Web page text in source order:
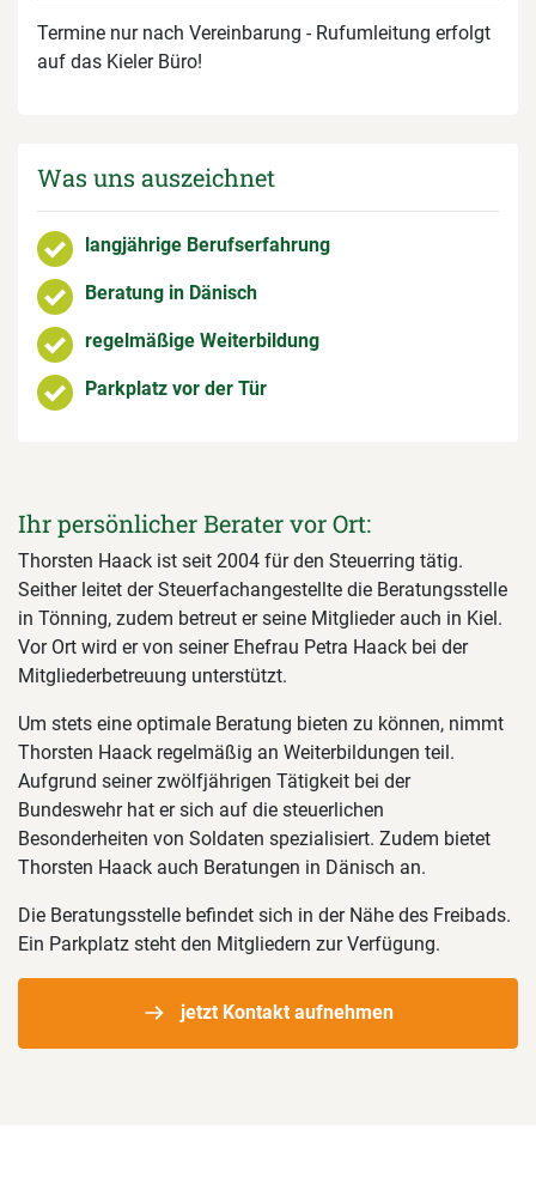
Termine nur nach Vereinbarung - Rufumleitung erfolgt
auf das Kieler Büro!
Was uns auszeichnet
langjährige Berufserfahrung
Beratung in Dänisch
regelmäßige Weiterbildung
Parkplatz vor der Tür
Ihr persönlicher Berater vor Ort:
Thorsten Haack ist seit 2004 für den Steuerring tätig.
Seither leitet der Steuerfachangestellte die Beratungsstelle
in Tönning, zudem betreut er seine Mitglieder auch in Kiel.
Vor Ort wird er von seiner Ehefrau Petra Haack bei der
Mitgliederbetreuung unterstützt.
Um stets eine optimale Beratung bieten zu können, nimmt
Thorsten Haack regelmäßig an Weiterbildungen teil.
Aufgrund seiner zwölfjährigen Tätigkeit bei der
Bundeswehr hat er sich auf die steuerlichen
Besonderheiten von Soldaten spezialisiert. Zudem bietet
Thorsten Haack auch Beratungen in Dänisch an.
Die Beratungsstelle befindet sich in der Nähe des Freibads.
Ein Parkplatz steht den Mitgliedern zur Verfügung.
jetzt Kontakt aufnehmen